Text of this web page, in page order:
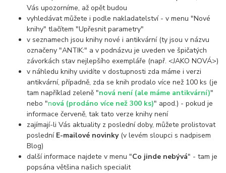
Vás upozorníme, až opět budou
vyhledávat můžete i podle nakladatelství - v menu "Nové
knihy" tlačítem "Upřesnit parametry"
v seznamech jsou knihy nové i antikvární (ty jsou v názvu
označeny "ANTIK:" a v podnázvu je uveden ve špičatých
závorkách stav nejlepšího exempláře (např. <JAKO NOVÁ>)
v náhledu knihy uvidíte v dostupnosti zda máme i verzi
antikvární, případně, zda se knih prodalo více než 100 ks (je
tam například zeleně "nová není (ale máme antikvární)"
nebo "nová (prodáno více než 300 ks)" apod.) - pokud je
informace červeně, tak tato verze knihy není
zajímají-li Vás aktuality z poslední doby, můžete prolistovat
poslední E-mailové novinky(v levém sloupci s nadpisem
Blog)
další informace najdete v menu "Co jinde nebývá" - tam je
popsána většina našich specialit